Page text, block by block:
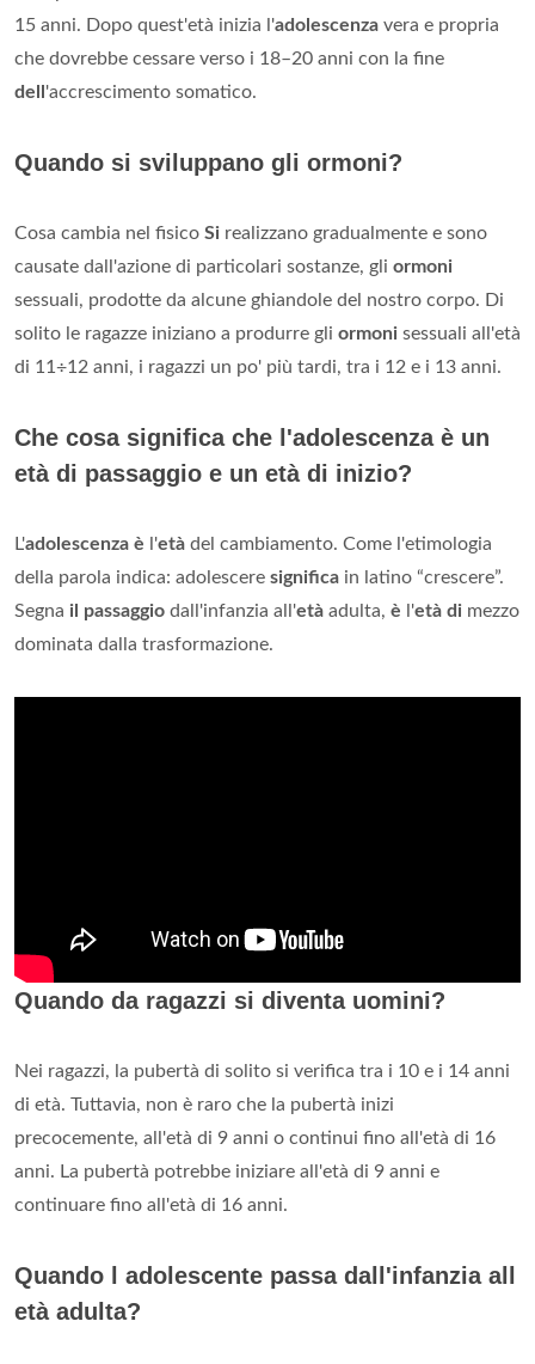
15 anni. Dopo quest'età inizia l'adolescenza vera e propria
che dovrebbe cessare verso i 18–20 anni con la fine
dell 'accrescimento somatico.
Quando si sviluppano gli ormoni?
Cosa cambia nel fisico Si realizzano gradualmente e sono
causate dall'azione di particolari sostanze, gli ormoni
sessuali, prodotte da alcune ghiandole del nostro corpo. Di
solito le ragazze iniziano a produrre gli ormoni sessuali all'età
di 11÷12 anni, i ragazzi un po' più tardi, tra i 12 e i 13 anni.
Che cosa significa che l'adolescenza è un
età di passaggio e un età di inizio?
L'adolescenza è l'età del cambiamento. Come l'etimologia
della parola indica: adolescere significa in latino “crescere”.
Segna il passaggio dall'infanzia all'età adulta, è l'età di mezzo
dominata dalla trasformazione.
Quando da ragazzi si diventa uomini?
Nei ragazzi, la pubertà di solito si verifica tra i 10 e i 14 anni
di età. Tuttavia, non è raro che la pubertà inizi
precocemente, all'età di 9 anni o continui fino all'età di 16
anni. La pubertà potrebbe iniziare all'età di 9 anni e
continuare fino all'età di 16 anni.
Quando l adolescente passa dall'infanzia all
età adulta?